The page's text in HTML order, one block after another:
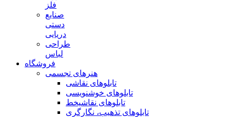
فلز
صنایع
دستی
دریایی
طراحی
لباس
فروشگاه
هنرهای تجسمی
تابلوهای نقاشی
تابلوهای خوشنویسی
تابلوهای نقاشیخط
تابلوهای تذهیب، نگارگری